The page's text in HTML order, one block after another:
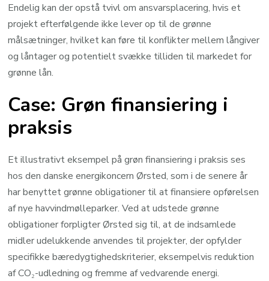
Endelig kan der opstå tvivl om ansvarsplacering, hvis et
projekt efterfølgende ikke lever op til de grønne
målsætninger, hvilket kan føre til konflikter mellem långiver
og låntager og potentielt svække tilliden til markedet for
grønne lån.
Case: Grøn finansiering i
praksis
Et illustrativt eksempel på grøn finansiering i praksis ses
hos den danske energikoncern Ørsted, som i de senere år
har benyttet grønne obligationer til at finansiere opførelsen
af nye havvindmølleparker. Ved at udstede grønne
obligationer forpligter Ørsted sig til, at de indsamlede
midler udelukkende anvendes til projekter, der opfylder
specifikke bæredygtighedskriterier, eksempelvis reduktion
af CO₂-udledning og fremme af vedvarende energi.